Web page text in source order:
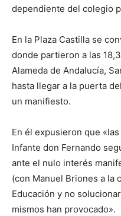
dependiente del colegio
En la Plaza Castilla se
donde partieron a las
Alameda de Andalucía,
hasta llegar a la puerta
un manifiesto.
En él expusieron que
Infante don Fernando
ante el nulo interés
(con Manuel Briones a la
Educación y no
mismos han provocado».